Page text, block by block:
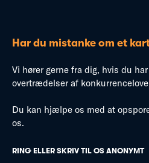
Har du mistanke om et
Vi hører gerne fra dig, hvis du
overtrædelser af
Du kan hjælpe os med at
os.
RING ELLER SKRIV TIL OS ANONYMT